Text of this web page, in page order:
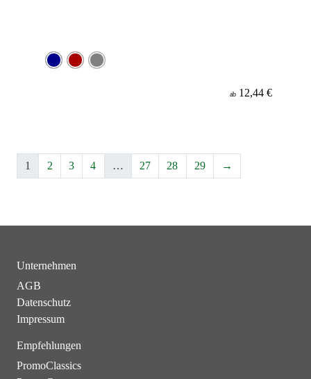
ab 12,44 €
1 2 3 4 … 27 28 29 →
Unternehmen
AGB
Datenschutz
Impressum
Empfehlungen
PromoClassics